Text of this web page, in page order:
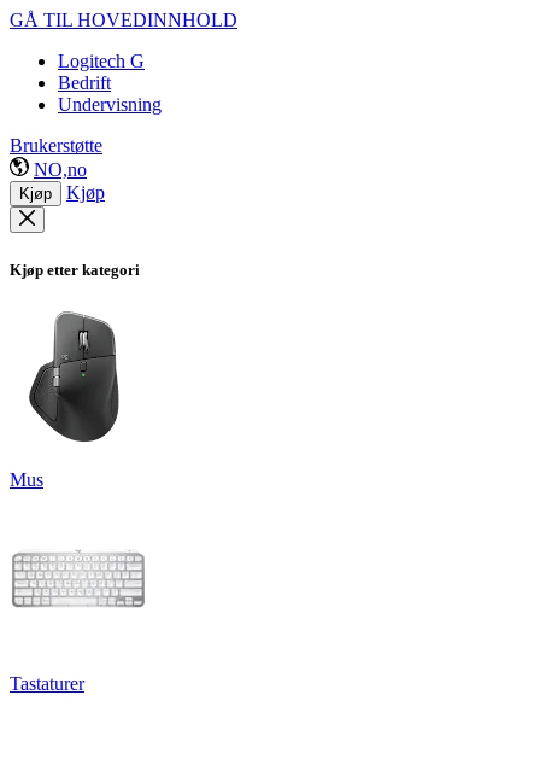
GÅ TIL HOVEDINNHOLD
Logitech G
Bedrift
Undervisning
Brukerstøtte
NO,no
Kjøp Kjøp
Kjøp etter kategori
Mus
Tastaturer